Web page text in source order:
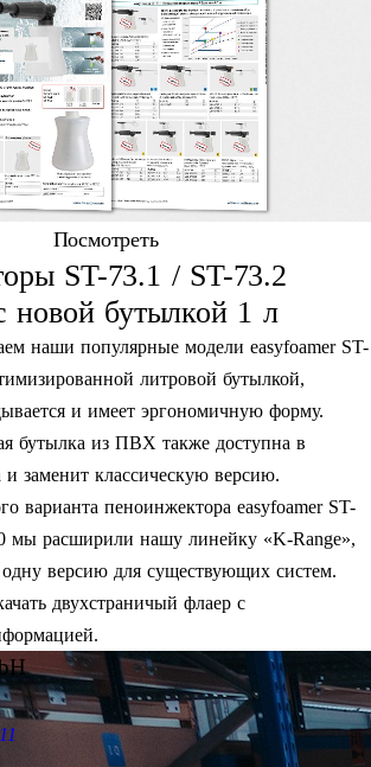
Посмотреть
ST-73.1 / ST-73.2
новой бутылкой 1 л
наши популярные модели easyfoamer ST-
литровой бутылкой,
и имеет эргономичную форму.
бутылка из ПВХ также доступна в
и заменит классическую версию.
варианта пеноинжектора easyfoamer ST-
мы расширили нашу линейку «K-Range»,
версию для существующих систем.
двухстраничый флаер с